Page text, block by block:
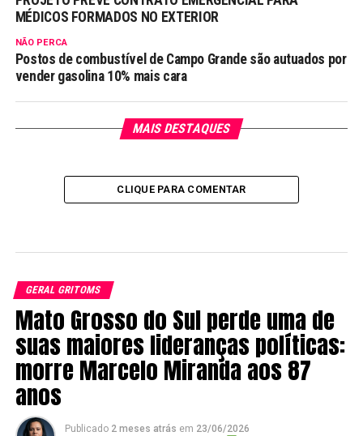
MÉDICOS FORMADOS NO EXTERIOR
NÃO PERCA
Postos de combustível de Campo Grande são autuados por
vender gasolina 10% mais cara
MAIS DESTAQUES
CLIQUE PARA COMENTAR
GERAL GRITOMS
Mato Grosso do Sul perde uma de
suas maiores lideranças políticas:
morre Marcelo Miranda aos 87
anos
Publicado 2 meses atrás em 23/06/2026